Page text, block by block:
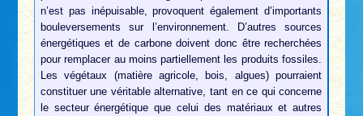
n’est pas inépuisable, provoquent également d’importants
bouleversements sur l’environnement. D’autres sources
énergétiques et de carbone doivent donc être recherchées
pour remplacer au moins partiellement les produits fossiles.
Les végétaux (matière agricole, bois, algues) pourraient
constituer une véritable alternative, tant en ce qui concerne
le secteur énergétique que celui des matériaux et autres